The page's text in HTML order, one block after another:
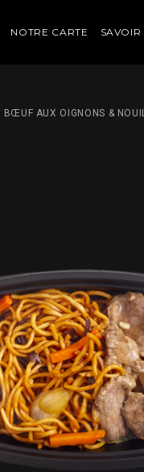
NOTRE CARTE SAVOIR
BŒUF AUX OIGNONS &